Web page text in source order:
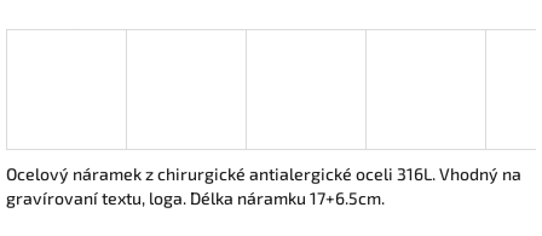
Ocelový náramek z chirurgické antialergické oceli 316L. Vhodný na
gravírovaní textu, loga. Délka náramku 17+6.5cm.